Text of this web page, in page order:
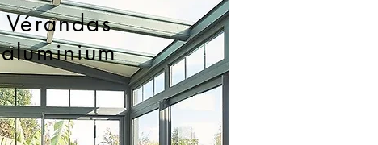
Vérandas
aluminium